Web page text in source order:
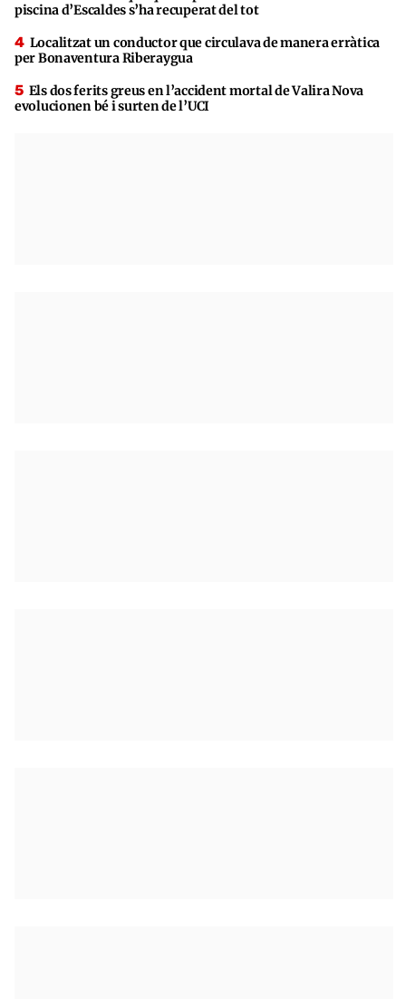
piscina d’Escaldes s’ha recuperat del tot
Localitzat un conductor que circulava de manera erràtica
per Bonaventura Riberaygua
Els dos ferits greus en l’accident mortal de Valira Nova
evolucionen bé i surten de l’UCI